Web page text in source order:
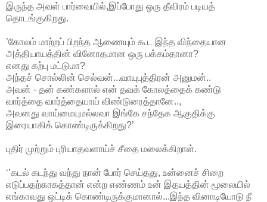
இருந்த அவள் பார்வையில்,இப்போது ஒரு தீவிரம் படியத்
தொடங்குகிறது.
’கோலம் மாற்றப் பிறந்த ஆணையும் கூட இந்த விந்தையான
அத்தியாயத்தின் வினோதமான ஒரு பக்கம்தானா?
எனது கற்பு மட்டுமா?
அந்தச் சொல்லின் செல்வன்...வாயுபுத்திரன் அனுமன்..
அவன் - தன் கண்களால் என் தவக் கோலத்தைக் கண்டு
வார்த்தை வார்த்தையாய் விண்டுரைத்தானே..,
அவனது வாய்மையுமல்லவா இங்கே சந்தேக ஆகுதிக்கு
இரையாகிக் கொண்டிருக்கிறது?’
புதிர் முற்றும் புரியாதவளாய்ச் சீதை மலைக்கிறாள்.
‘’கடல் கடந்து வந்து நான் போர் செய்தது, உன்னைச் சிறை
எடுப்பதற்காகத்தான் என்ற எண்ணம் உன் இதயத்தின் மூலையில்
எங்காவது ஒட்டிக் கொண்டிருக்குமானால்...இந்த வினாடியோடு நீ